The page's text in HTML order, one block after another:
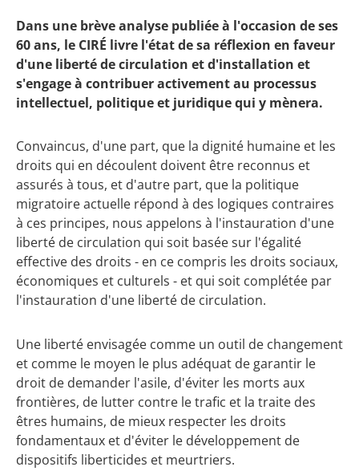
Dans une brève analyse publiée à l'occasion de ses
60 ans, le CIRÉ livre l'état de sa réflexion en faveur
d'une liberté de circulation et d'installation et
s'engage à contribuer activement au processus
intellectuel, politique et juridique qui y mènera.
Convaincus, d'une part, que la dignité humaine et les
droits qui en découlent doivent être reconnus et
assurés à tous, et d'autre part, que la politique
migratoire actuelle répond à des logiques contraires
à ces principes, nous appelons à l'instauration d'une
liberté de circulation qui soit basée sur l'égalité
effective des droits - en ce compris les droits sociaux,
économiques et culturels - et qui soit complétée par
l'instauration d'une liberté de circulation.
Une liberté envisagée comme un outil de changement
et comme le moyen le plus adéquat de garantir le
droit de demander l'asile, d'éviter les morts aux
frontières, de lutter contre le trafic et la traite des
êtres humains, de mieux respecter les droits
fondamentaux et d'éviter le développement de
dispositifs liberticides et meurtriers.